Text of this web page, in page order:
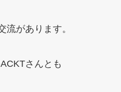
流があります。
さんとも